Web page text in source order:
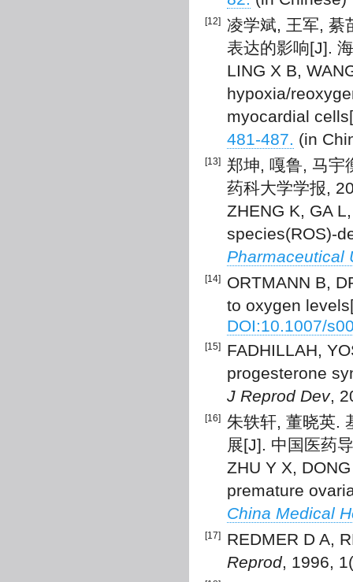
[12]
凌学斌, 王军, 綦
表达的影响[J].
LING X B,
hypoxia/
myocardial
481-487. (in
[13]
郑坤, 嘎鲁, 马宇
药科大学学报,
ZHENG K, GA
species(ROS)-
Pharmaceutical
[14]
ORTMANN B,
to oxygen
DOI:10.1007/
[15]
FADHILLAH,
progesterone
J Reprod Dev,
[16]
朱轶轩, 董晓英.
展[J]. 中国医药
ZHU Y X,
premature
China Medical
[17]
REDMER D A,
Reprod, 1996,